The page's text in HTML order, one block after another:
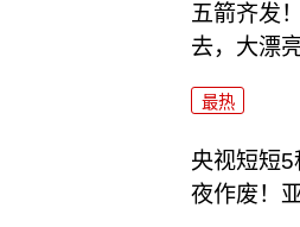
五箭齐发
去，大漂
最热
央视短短
夜作废！